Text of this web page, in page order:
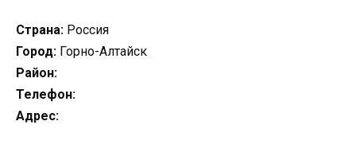
Страна: Россия
Город: Горно-Алтайск
Район:
Телефон:
Адрес: